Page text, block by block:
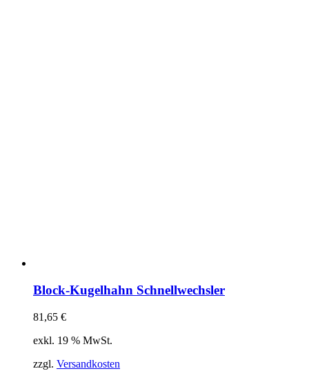
Block-Kugelhahn Schnellwechsler
81,65 €
exkl. 19 % MwSt.
zzgl. Versandkosten